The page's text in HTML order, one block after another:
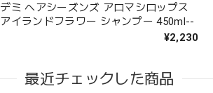
デミ ヘアシーズンズ アロマシロップス
アイランドフラワー シャンプー 450ml--
¥2,230
最近チェックした商品